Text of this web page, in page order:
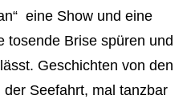
eine Show und eine
tosende Brise spüren und
Geschichten von den
Seefahrt, mal tanzbar